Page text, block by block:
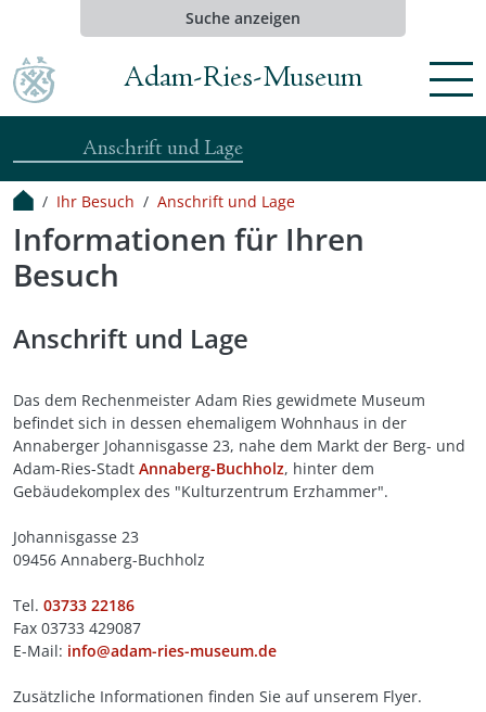
Suche anzeigen
Adam-Ries-Museum Menü
Anschrift und Lage
Ihr Besuch Anschrift und Lage
Informationen für Ihren
Besuch
Anschrift und Lage
Das dem Rechenmeister Adam Ries gewidmete Museum
befindet sich in dessen ehemaligem Wohnhaus in der
Annaberger Johannisgasse 23, nahe dem Markt der Berg- und
Adam-Ries-Stadt Annaberg-Buchholz, hinter dem
Gebäudekomplex des "Kulturzentrum Erzhammer".
Johannisgasse 23
09456 Annaberg-Buchholz
Tel. 03733 22186
Fax 03733 429087
E-Mail: info@adam-ries-museum.de
Zusätzliche Informationen finden Sie auf unserem Flyer.